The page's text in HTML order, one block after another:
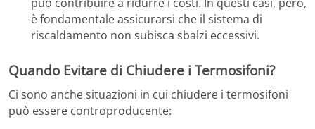
è fondamentale assicurarsi che il sistema di
riscaldamento non subisca sbalzi eccessivi.
Quando Evitare di Chiudere i Termosifoni?
Ci sono anche situazioni in cui chiudere i termosifoni
può essere controproducente: